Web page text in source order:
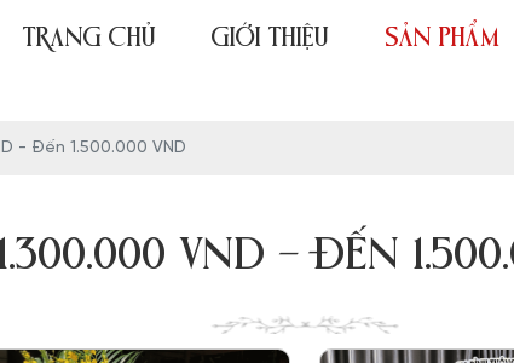
TRANG CHỦ GIỚI THIỆU SẢN PHẨM
- Đến 1.500.000 VND
VND - ĐẾN